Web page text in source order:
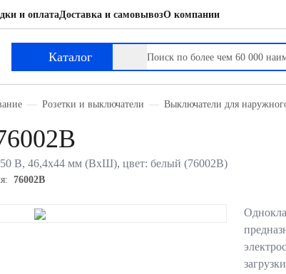
и оплатаДоставка и самовывозО компании
Каталог
Розетки и выключатели Выключатели для
В, 46,4х44 мм (ВхШ), цвет: белый (76002B)
76002B